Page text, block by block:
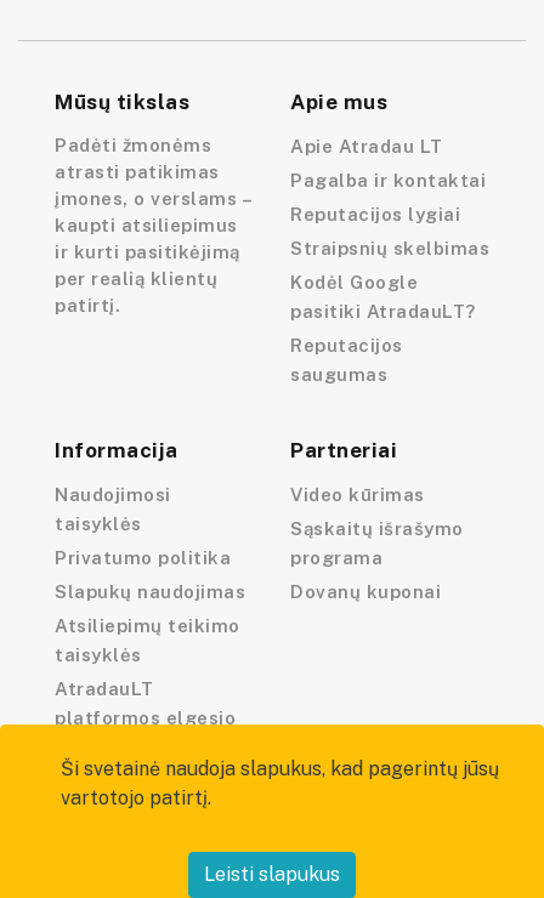
Mūsų tikslas
Padėti žmonėms
atrasti patikimas
įmones, o verslams –
kaupti atsiliepimus
ir kurti pasitikėjimą
per realią klientų
patirtį.
Apie mus
Apie Atradau LT
Pagalba ir kontaktai
Reputacijos lygiai
Straipsnių skelbimas
Kodėl Google
pasitiki AtradauLT?
Reputacijos
saugumas
Informacija
Naudojimosi
taisyklės
Privatumo politika
Slapukų naudojimas
Atsiliepimų teikimo
taisyklės
AtradauLT
platformos elgesio
Partneriai
Video kūrimas
Sąskaitų išrašymo
programa
Dovanų kuponai
Ši svetainė naudoja slapukus, kad pagerintų jūsų
vartotojo patirtį.
Leisti slapukus